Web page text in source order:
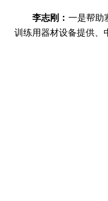
李志刚： 一是帮助
训练用器材设备提供、